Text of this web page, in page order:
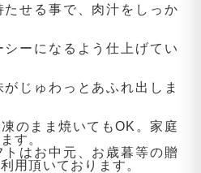
せる事で、肉汁をしっか
ーになるよう仕上げてい
じゅわっとあふれ出しま
のまま焼いてもOK。家庭
す。
トはお中元、お歳暮等の贈
用頂いております。